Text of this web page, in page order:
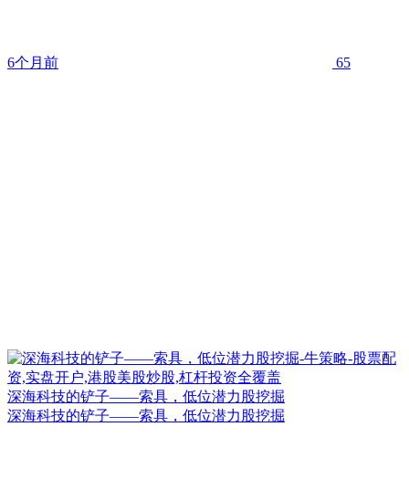
6个月前 65
深海科技的铲子——索具，低位潜力股挖掘
深海科技的铲子——索具，低位潜力股挖掘